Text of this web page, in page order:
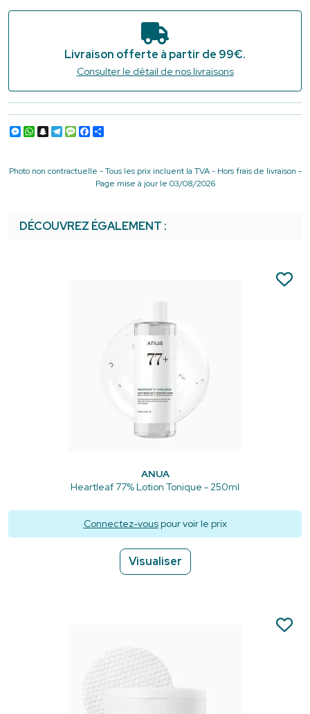
Livraison offerte à partir de 99€.
Consulter le détail de nos livraisons
Messenger
WhatsApp
Snapchat
Telegram
Message
Facebook
Photo non contractuelle - Tous les prix incluent la TVA - Hors frais de livraison -
Page mise à jour le 03/08/2026
DÉCOUVREZ ÉGALEMENT :
ANUA
Heartleaf 77% Lotion Tonique - 250ml
Connectez-vouspour voir le prix
Visualiser